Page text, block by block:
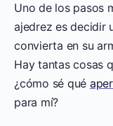
Uno de los pasos
ajedrez es decidir
convierta en su
Hay tantas cosas
¿cómo sé qué
para mí?